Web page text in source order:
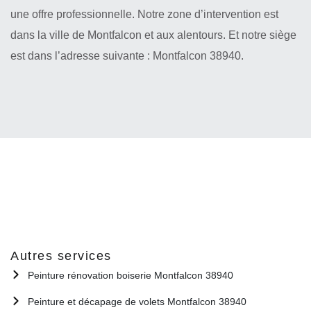
une offre professionnelle. Notre zone d’intervention est
dans la ville de Montfalcon et aux alentours. Et notre siège
est dans l’adresse suivante : Montfalcon 38940.
Autres services
Peinture rénovation boiserie Montfalcon 38940
Peinture et décapage de volets Montfalcon 38940